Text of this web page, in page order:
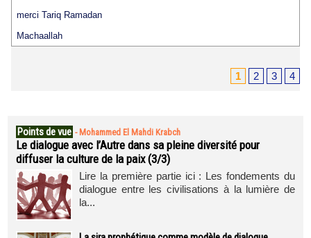
merci Tariq Ramadan
Machaallah
1 2 3 4
Points de vue - Mohammed El Mahdi Krabch
Le dialogue avec l’Autre dans sa pleine diversité pour
diffuser la culture de la paix (3/3)
Lire la première partie ici : Les fondements du
dialogue entre les civilisations à la lumière de
la...